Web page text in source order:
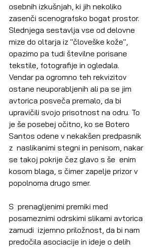
osebnih izkušnjah, ki jih nekoliko
zasenči scenografsko bogat prostor.
Slednjega sestavlja vse od delovne
mize do oltarja iz "človeške kože",
opazimo pa tudi številne porisane
tekstile, fotografije in ogledala.
Vendar pa ogromno teh rekvizitov
ostane neuporabljenih ali pa se jim
avtorica posveča premalo, da bi
upravičili svojo prisotnost na odru. To
je še posebej očitno, ko se Botero
Santos odene v nekakšen predpasnik
z  naslikanimi stegni in penisom, nakar
se takoj pokrije čez glavo s še  enim
kosom blaga, s čimer zapelje prizor v
popolnoma drugo smer.
S  prenagljenimi premiki med
posameznimi odrskimi slikami avtorica
zamudi  izjemno priložnost, da bi nam
predočila asociacije in ideje o delih